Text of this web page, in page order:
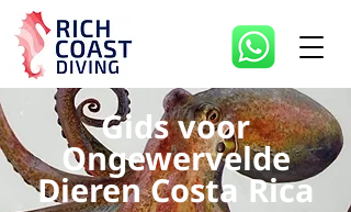
Gids voor
Ongewervelde
Dieren Costa Rica